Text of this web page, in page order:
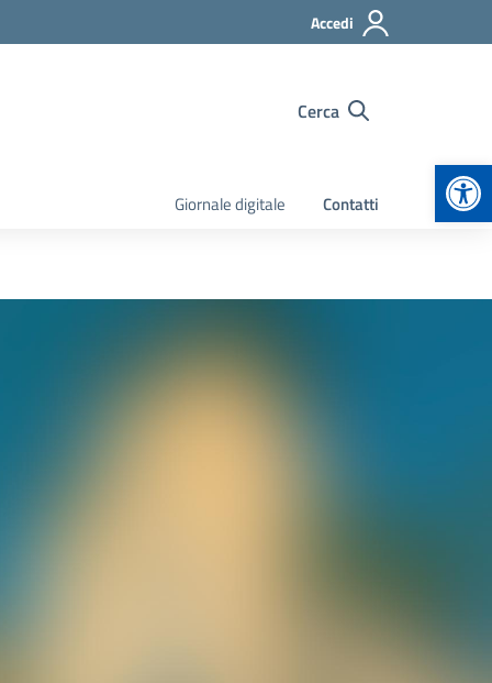
Accedi
Cerca
Giornale digitale Contatti